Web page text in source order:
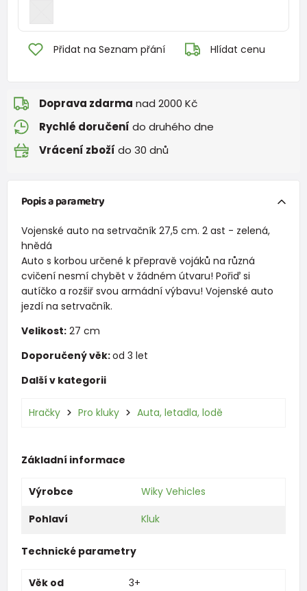
Přidat na Seznam přání Hlídat cenu
Doprava zdarma nad 2000 Kč
Rychlé doručení do druhého dne
Vrácení zboží do 30 dnů
Popis a parametry
Vojenské auto na setrvačník 27,5 cm. 2 ast - zelená,
hnědá
Auto s korbou určené k přepravě vojáků na různá
cvičení nesmí chybět v žádném útvaru! Pořiď si
autíčko a rozšiř svou armádní výbavu! Vojenské auto
jezdí na setrvačník.
Velikost:27 cm
Doporučený věk:od 3 let
Další v kategorii
Hračky Pro kluky Auta, letadla, lodě
Základní informace
Výrobce
Wiky Vehicles
Pohlaví
Kluk
Technické parametry
Věk od
3+